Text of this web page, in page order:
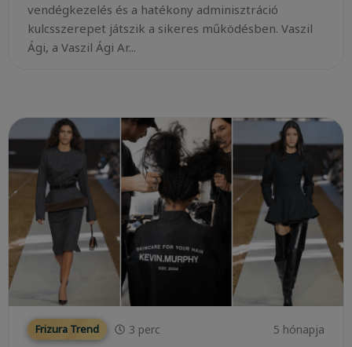
vendégkezelés és a hatékony adminisztráció
kulcsszerepet játszik a sikeres működésben. Vaszil
Ági, a Vaszil Ági Ar...
Frizura Trend 3 perc 5 hónapja